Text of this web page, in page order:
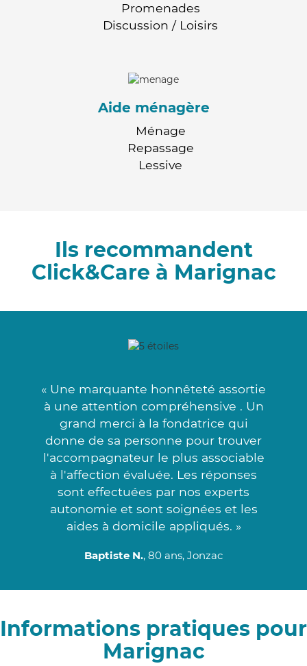
Promenades
Discussion / Loisirs
Aide ménagère
Ménage
Repassage
Lessive
Ils recommandent
Click&Care à Marignac
« Une marquante honnêteté assortie
à une attention compréhensive . Un
grand merci à la fondatrice qui
donne de sa personne pour trouver
l'accompagnateur le plus associable
à l'affection évaluée. Les réponses
sont effectuées par nos experts
autonomie et sont soignées et les
aides à domicile appliqués. »
Baptiste N., 80 ans, Jonzac
Informations pratiques pour
Marignac